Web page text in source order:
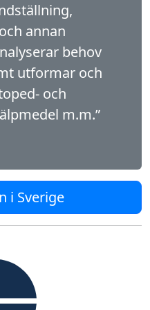
annan
behov
utformar och
och
m.m.”
i Sverige